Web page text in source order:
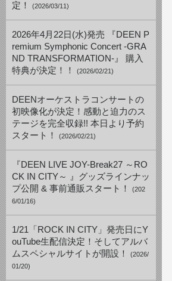
定！
(2026/03/11)
2026年4月22日(水)発売 『DEEN P
remium Symphonic Concert -GRA
ND TRANSFORMATION-』 購入
特典が決定！！
(2026/02/21)
DEENオーケストラコンサートの
初映像化が決定！感動と迫力のス
テージを完全収録!! 本日より予約
スタート！
(2026/02/21)
『DEEN LIVE JOY-Break27 ～RO
CK IN CITY～ 』グッズラインナッ
プ公開 & 事前通販スタート！
(202
6/01/16)
1/21「ROCK IN CITY」発売日にY
ouTube生配信決定！そしてアルバ
ムスペシャルサイトが開設！
(2026/
01/20)